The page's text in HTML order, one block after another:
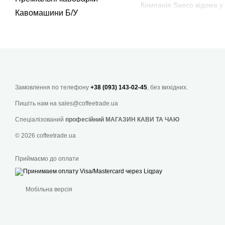
Компанія Saeco відома у
багато власників
Для виробництва
кавоваркою
деталей та
Чому варто
Розрахована на
або 12 чашок
подрібнення кавових
достатньо для
Кавомашини Б/У
Замовлення по телефону +38 (093) 143-02-45, без вихідних.
Пишіть нам на sales@coffeetrade.ua
Спеціалізований професійний МАГАЗИН КАВИ ТА ЧАЮ
© 2026 coffeetrade.ua
Приймаємо до оплати
Мобільна версія